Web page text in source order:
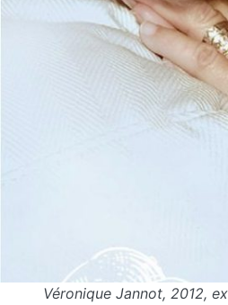
Véronique Jannot, 2012,